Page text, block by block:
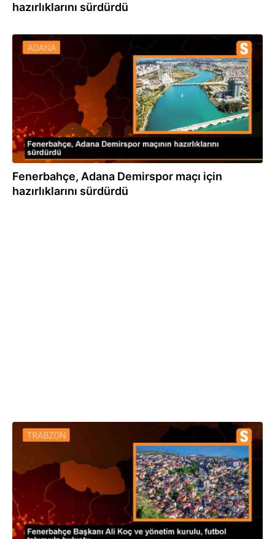
hazırlıklarını sürdürdü
01.04.2024
Fenerbahçe, Adana Demirspor maçı için
hazırlıklarını sürdürdü
01.04.2024